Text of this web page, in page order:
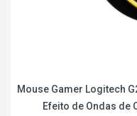
Mouse Gamer Logitech
Efeito de Ondas de